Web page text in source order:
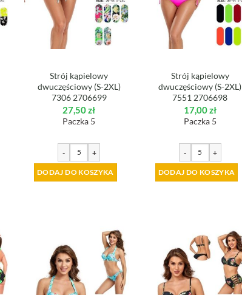
Strój kąpielowy
dwuczęściowy (S-2XL)
7306 2706699
27,50zł
Paczka 5
- +
DODAJ DO KOSZYKA
Strój kąpielowy
dwuczęściowy (S-2XL)
7551 2706698
17,00zł
Paczka 5
- +
DODAJ DO KOSZYKA